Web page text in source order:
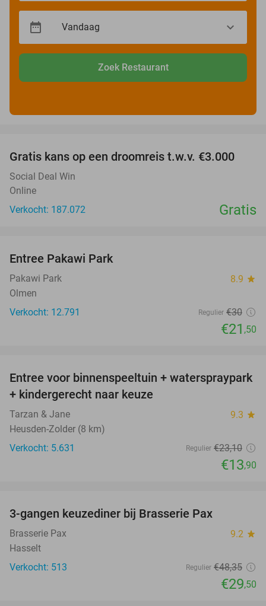
Zoek Restaurant
Gratis kans op een droomreis t.w.v. €3.000
Social Deal Win
Online
Verkocht: 187.072
Gratis
Entree Pakawi Park
Pakawi Park 8.9 star
Olmen
Verkocht: 12.791
Regulier €30
€21 ,50
40%
Entree voor binnenspeeltuin + waterspraypark
+ kindergerecht naar keuze
Tarzan & Jane 9.3 star
Heusden-Zolder (8 km)
Verkocht: 5.631
Regulier €23,10
€13,90
3-gangen keuzediner bij Brasserie Pax
Brasserie Pax 9.2 star
Hasselt
Verkocht: 513
Regulier €48,35
€29,50